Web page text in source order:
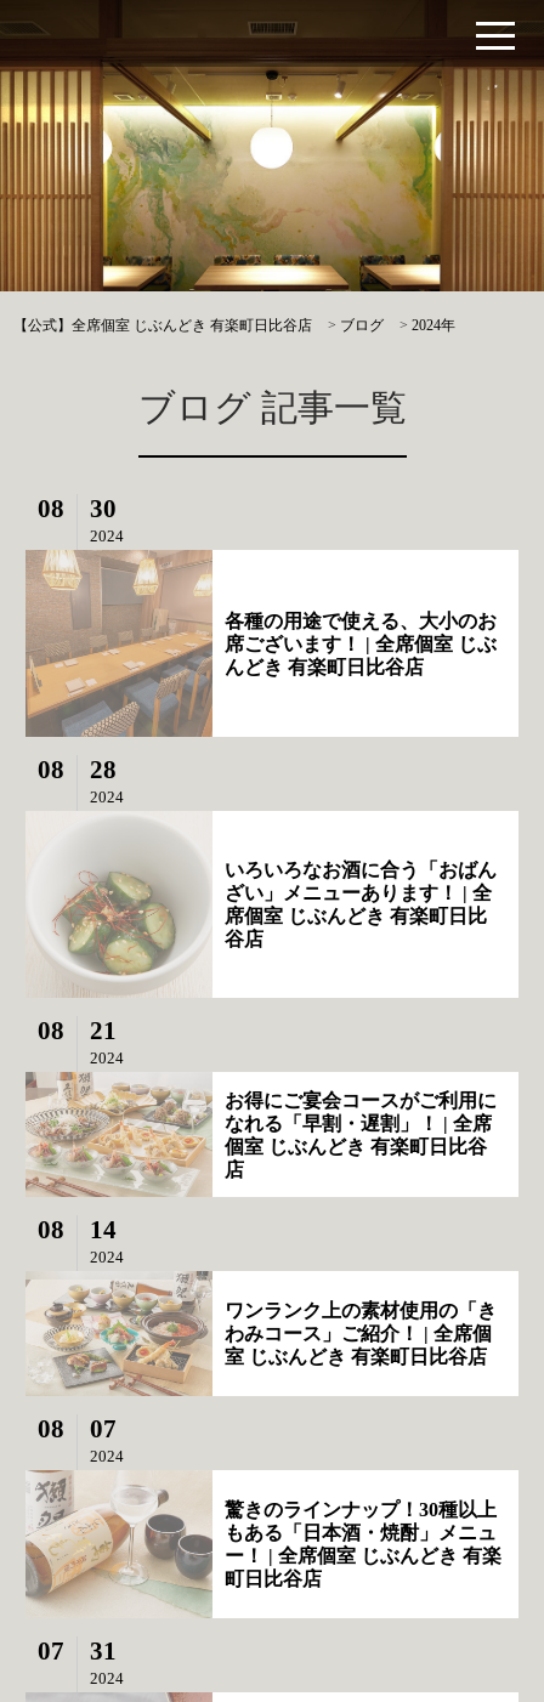
【公式】全席個室 じぶんどき 有楽町日比谷店 > ブログ >2024年
ブログ 記事一覧
08 30
2024
各種の用途で使える、大小のお
席ございます！ | 全席個室 じぶ
んどき 有楽町日比谷店
08 28
2024
いろいろなお酒に合う「おばん
ざい」メニューあります！ | 全
席個室 じぶんどき 有楽町日比
谷店
08 21
2024
お得にご宴会コースがご利用に
なれる「早割・遅割」！ | 全席
個室 じぶんどき 有楽町日比谷
店
08 14
2024
ワンランク上の素材使用の「き
わみコース」ご紹介！ | 全席個
室 じぶんどき 有楽町日比谷店
08 07
2024
驚きのラインナップ！30種以上
もある「日本酒・焼酎」メニュ
ー！ | 全席個室 じぶんどき 有楽
町日比谷店
07 31
2024